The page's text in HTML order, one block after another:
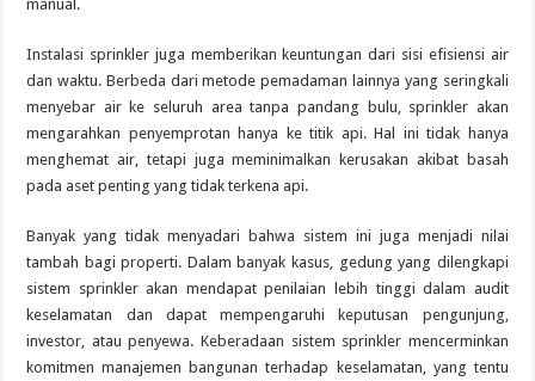
manual.
Instalasi sprinkler juga memberikan keuntungan dari sisi efisiensi air
dan waktu. Berbeda dari metode pemadaman lainnya yang seringkali
menyebar air ke seluruh area tanpa pandang bulu, sprinkler akan
mengarahkan penyemprotan hanya ke titik api. Hal ini tidak hanya
menghemat air, tetapi juga meminimalkan kerusakan akibat basah
pada aset penting yang tidak terkena api.
Banyak yang tidak menyadari bahwa sistem ini juga menjadi nilai
tambah bagi properti. Dalam banyak kasus, gedung yang dilengkapi
sistem sprinkler akan mendapat penilaian lebih tinggi dalam audit
keselamatan dan dapat mempengaruhi keputusan pengunjung,
investor, atau penyewa. Keberadaan sistem sprinkler mencerminkan
komitmen manajemen bangunan terhadap keselamatan, yang tentu